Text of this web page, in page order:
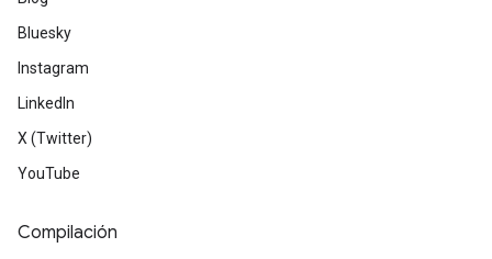
Bluesky
Instagram
LinkedIn
X (Twitter)
YouTube
Compilación